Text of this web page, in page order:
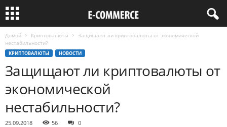
Домой Криптовалюты
Защищают ли криптовалюты от экономической
нестабильности?
КРИПТОВАЛЮТЫ НОВОСТИ
Защищают ли криптовалюты от
экономической
нестабильности?
25.09.2018 56 0